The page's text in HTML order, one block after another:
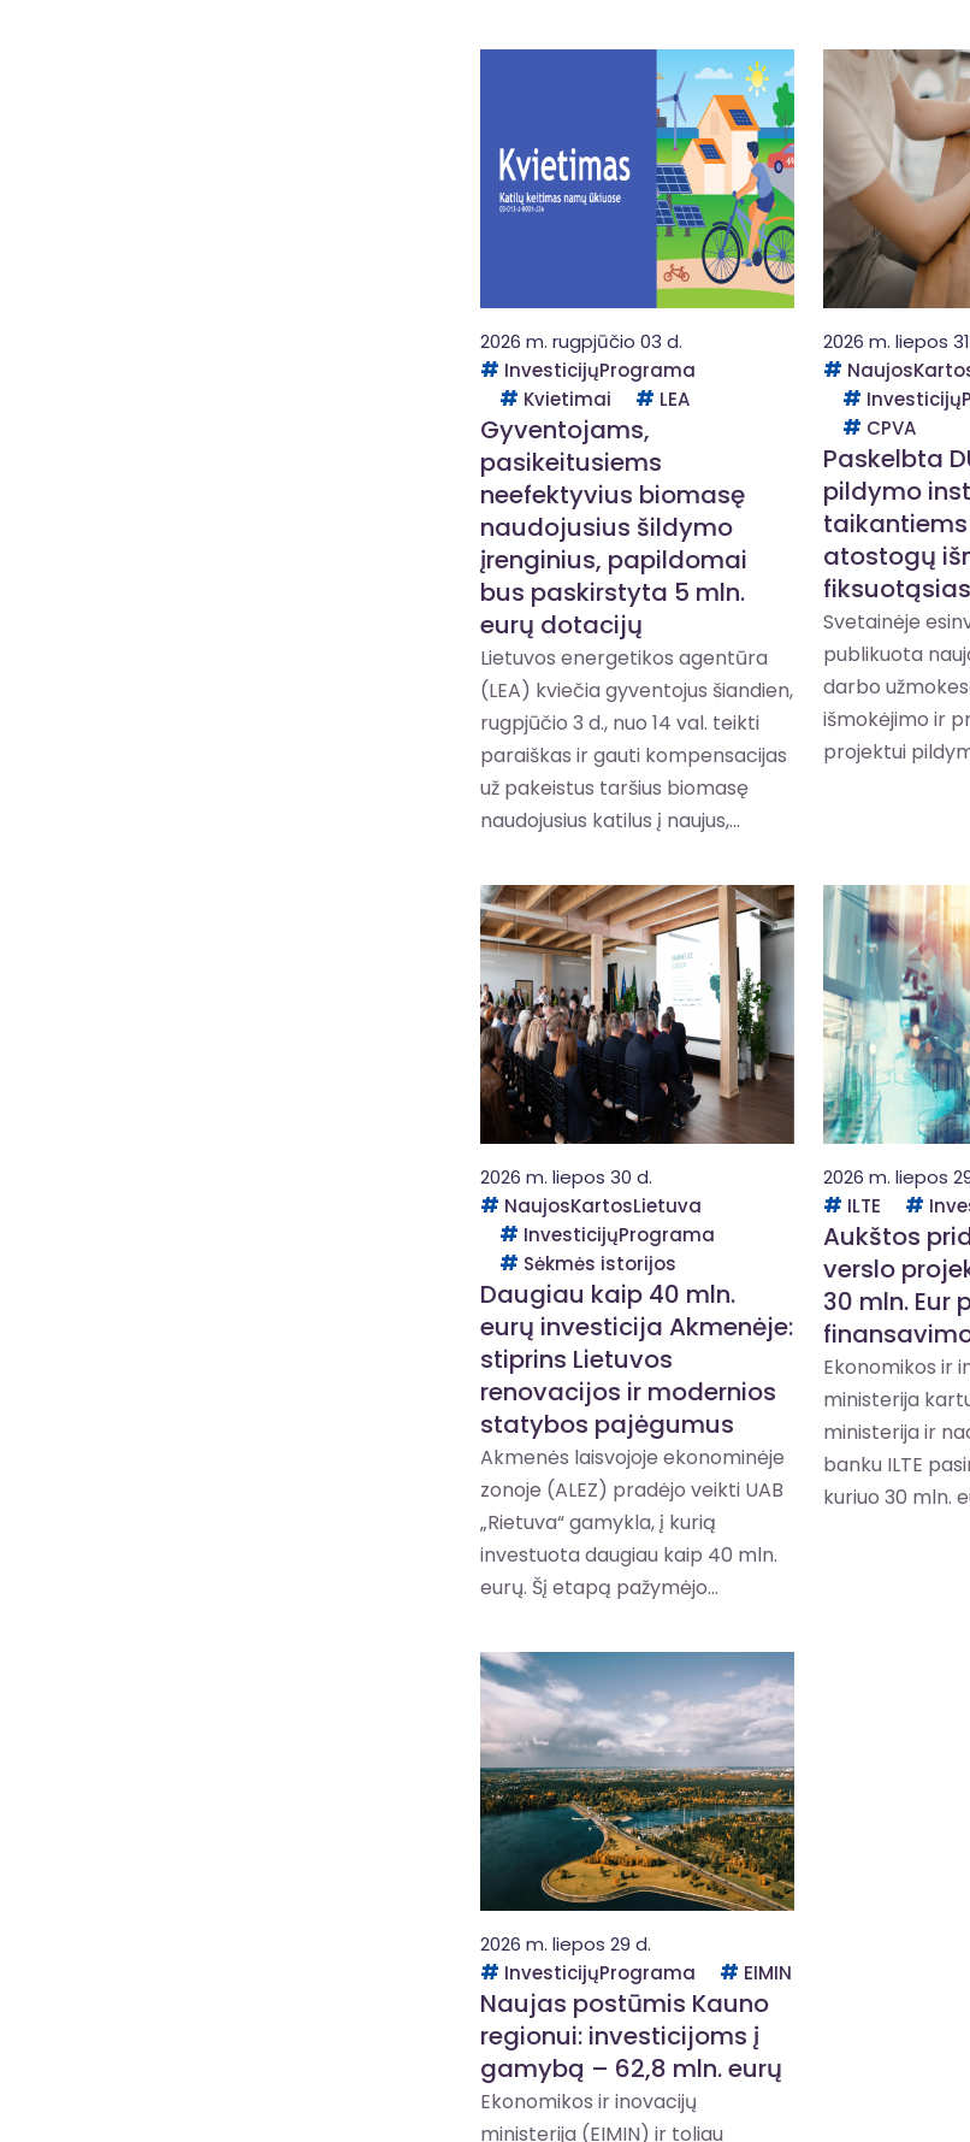
2026 m. rugpjūčio 03 d.
InvesticijųPrograma
Kvietimai
LEA
Gyventojams,
pasikeitusiems
neefektyvius biomasę
naudojusius šildymo
įrenginius, papildomai
bus paskirstyta 5 mln.
eurų dotacijų
Lietuvos energetikos agentūra
(LEA) kviečia gyventojus šiandien,
rugpjūčio 3 d., nuo 14 val. teikti
paraiškas ir gauti kompensacijas
už pakeistus taršius biomasę
naudojusius katilus į naujus,...
2026 m. liepos
CPVA
Paskelbta
pildymo
atostogų
Svetainėje
publikuota
darbo
išmokėjimo ir
projektui
2026 m. liepos 30 d.
NaujosKartosLietuva
InvesticijųPrograma
Sėkmės istorijos
Daugiau kaip 40 mln.
eurų investicija Akmenėje:
stiprins Lietuvos
renovacijos ir modernios
statybos pajėgumus
Akmenės laisvojoje ekonominėje
zonoje (ALEZ) pradėjo veikti UAB
„Rietuva“ gamykla, į kurią
investuota daugiau kaip 40 mln.
eurų. Šį etapą pažymėjo...
2026 m. liepos
ILTE
Aukštos
verslo
30 mln. Eur
Ekonomikos ir
ministerija
ministerija ir
banku ILTE
kuriuo 30 mln.
2026 m. liepos 29 d.
InvesticijųPrograma
EIMIN
Naujas postūmis Kauno
regionui: investicijoms į
gamybą – 62,8 mln. eurų
Ekonomikos ir inovacijų
ministerija (EIMIN) ir toliau